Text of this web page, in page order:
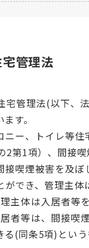
管理法
宅管理法(以下、
す。
ニー、トイレ等
2第1項）、間接
接喫煙被害を及
ができ、管理主
主体は入居者等
者等は、間接喫
る(同条5項)とい